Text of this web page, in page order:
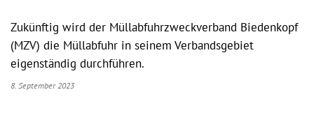
Zukünftig wird der Müllabfuhrzweckverband Biedenkopf
(MZV) die Müllabfuhr in seinem Verbandsgebiet
eigenständig durchführen.
8. September 2023